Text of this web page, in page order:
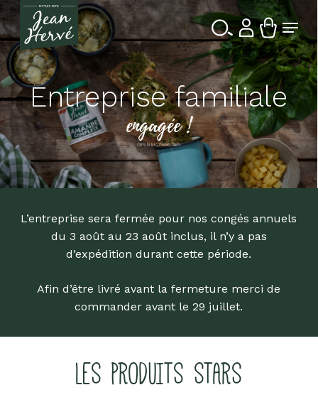
Passer
au
contenu
principalRecherche
de
produits
Menu
Entreprise familiale
engagée !
dans la Bio depuis 1976
L’entreprise sera fermée pour nos congés annuels
du 3 août au 23 août inclus, il n’y a pas
d’expédition durant cette période.
Afin d’être livré avant la fermeture merci de
commander avant le 29 juillet.
LES PRODUITS STARS
le
menu